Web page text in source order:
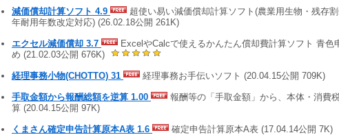
減価償却計算ソフト 4.9
超使い易い減価償却計算ソフト(農業用生物・残存
年耐用年数改定対応) (26.02.18公開 261K)
エクセル減価償却 3.7
ExcelやCalcで使えるかんたん償却費計算ソフト 青色
め (21.02.03公開 676K)
経理事務小物(CHOTTO) 31 経理事務お手伝いソフト (20.04.15公開 709K)
手取金額から報酬総額を逆算 1.00
報酬等の「手取金額」から、本体・消費
算 (20.04.15公開 97K)
くまさん確定申告計算原本A表 1.6 確定申告計算原本A表 (17.04.14公開 7K)